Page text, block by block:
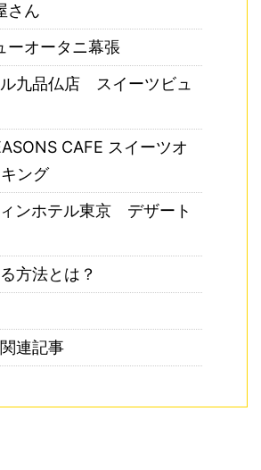
さん
ーオータニ幕張
九品仏店 スイーツビュ
CAFE スイーツオ
ング
ンホテル東京 デザート
方法とは？
連記事